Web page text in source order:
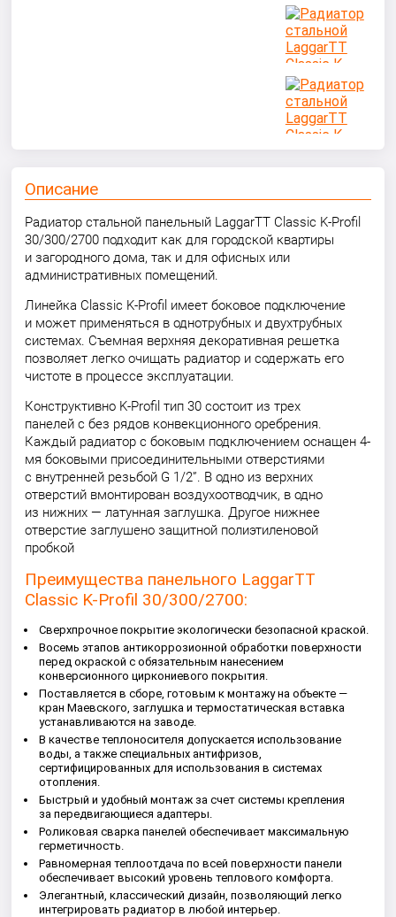
Описание
Радиатор стальной панельный LaggarTT Classic K-Profil
30/300/2700 подходит как для городской квартиры
и загородного дома, так и для офисных или
административных помещений.
Линейка Classic K-Profil имеет боковое подключение
и может применяться в однотрубных и двухтрубных
системах. Съемная верхняя декоративная решетка
позволяет легко очищать радиатор и содержать его
чистоте в процессе эксплуатации.
Конструктивно K-Profil тип 30 состоит из трех
панелей с без рядов конвекционного оребрения.
Каждый радиатор с боковым подключением оснащен 4-
мя боковыми присоединительными отверстиями
с внутренней резьбой G 1/2”. В одно из верхних
отверстий вмонтирован воздухоотводчик, в одно
из нижних — латунная заглушка. Другое нижнее
отверстие заглушено защитной полиэтиленовой
пробкой
Преимущества панельного LaggarTT
Classic K-Profil 30/300/2700:
Сверхпрочное покрытие экологически безопасной краской.
Восемь этапов антикоррозионной обработки поверхности
перед окраской с обязательным нанесением
конверсионного циркониевого покрытия.
Поставляется в сборе, готовым к монтажу на объекте —
кран Маевского, заглушка и термостатическая вставка
устанавливаются на заводе.
В качестве теплоносителя допускается использование
воды, а также специальных антифризов,
сертифицированных для использования в системах
отопления.
Быстрый и удобный монтаж за счет системы крепления
за передвигающиеся адаптеры.
Роликовая сварка панелей обеспечивает максимальную
герметичность.
Равномерная теплоотдача по всей поверхности панели
обеспечивает высокий уровень теплового комфорта.
Элегантный, классический дизайн, позволяющий легко
интегрировать радиатор в любой интерьер.